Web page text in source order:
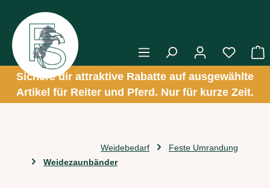
springen
Sichere dir attraktive Rabatte auf ausgewählte
Artikel für Reiter und Pferd. Nur für kurze Zeit.
Weidebedarf
Feste Umrandung
Weidezaunbänder